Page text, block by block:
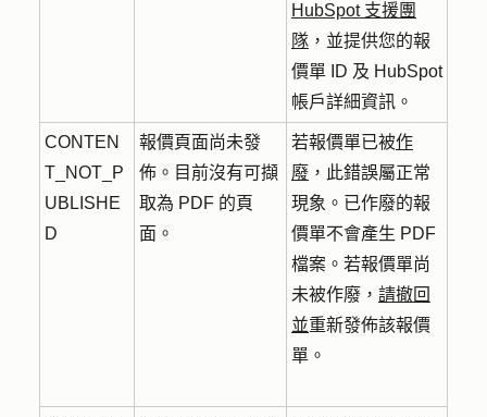
HubSpot 支援團
隊 ，並提供您的報
價單 ID 及 HubSpot
帳戶詳細資訊。
CONTEN
T_NOT_P
UBLISHE
D
報價頁面尚未發
佈。目前沒有可擷
取為 PDF 的頁
面。
若報價單已被作
廢 ，此錯誤屬正常
現象。已作廢的報
價單不會產生 PDF
檔案。若報價單尚
未被作廢， 請撤回
並重新發佈該報價
單。